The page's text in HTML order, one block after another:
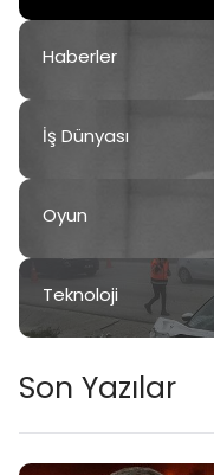
Haberler
İş Dünyası
Oyun
Teknoloji
Son Yazılar